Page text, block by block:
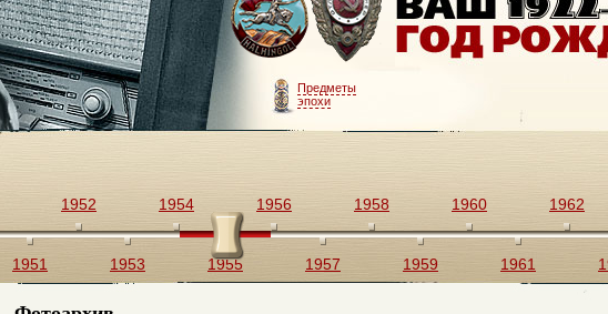
Предметы
эпохи
1951
1952
1953
1954
1955
1956
1957
1958
1959
1960
1961
1962